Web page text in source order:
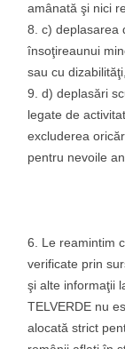
amânată şi nici
c) deplasarea
însoţireaunui
sau cu
d) deplasări
legate de
excluderea
pentru nevoile
Le reamintim
verificate prin
şi alte informaţii
TELVERDE nu
alocată strict